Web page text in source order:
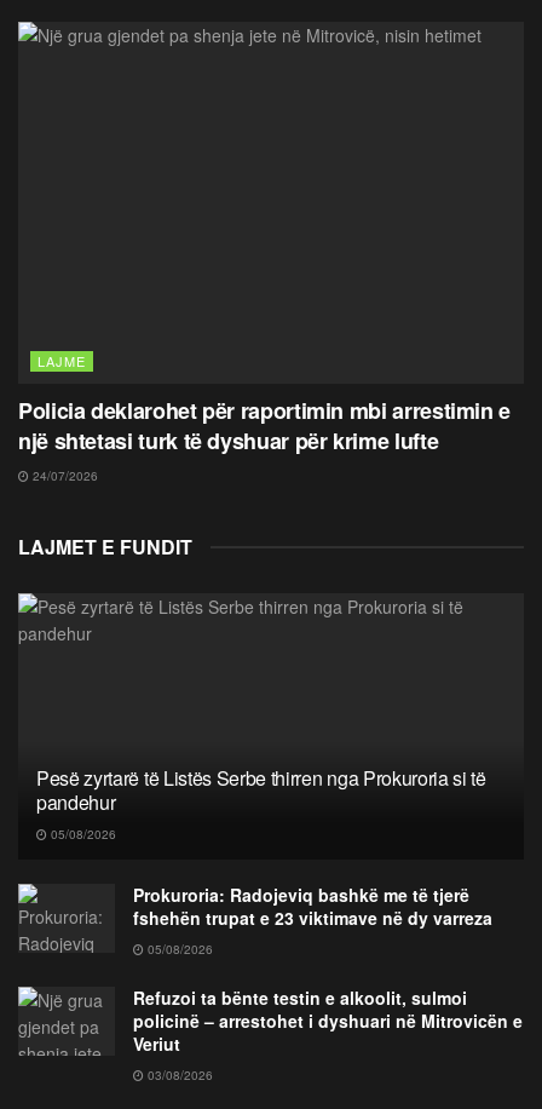
LAJME
Policia deklarohet për raportimin mbi arrestimin e
një shtetasi turk të dyshuar për krime lufte
24/07/2026
LAJMET E FUNDIT
Pesë zyrtarë të Listës Serbe thirren nga Prokuroria si të
pandehur
05/08/2026
Prokuroria: Radojeviq bashkë me të tjerë
fshehën trupat e 23 viktimave në dy varreza
05/08/2026
Refuzoi ta bënte testin e alkoolit, sulmoi
policinë – arrestohet i dyshuari në Mitrovicën e
Veriut
03/08/2026